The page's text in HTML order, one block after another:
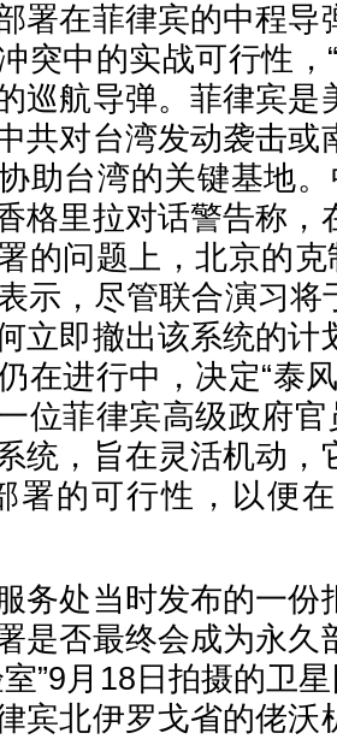
署在菲律宾的中程导
突中的实战可行性，
巡航导弹。菲律宾是
共对台湾发动袭击或
助台湾的关键基地
格里拉对话警告称，
的问题上，北京的克
示，尽管联合演习将
立即撤出该系统的计
在进行中，决定“泰
位菲律宾高级政府官
统，旨在灵活机动，
署的可行性，以便
务处当时发布的一份
是否最终会成为永久
”9月18日拍摄的卫
宾北伊罗戈省的佬沃